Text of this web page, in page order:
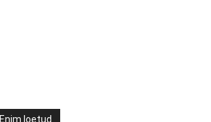
Enim loetud